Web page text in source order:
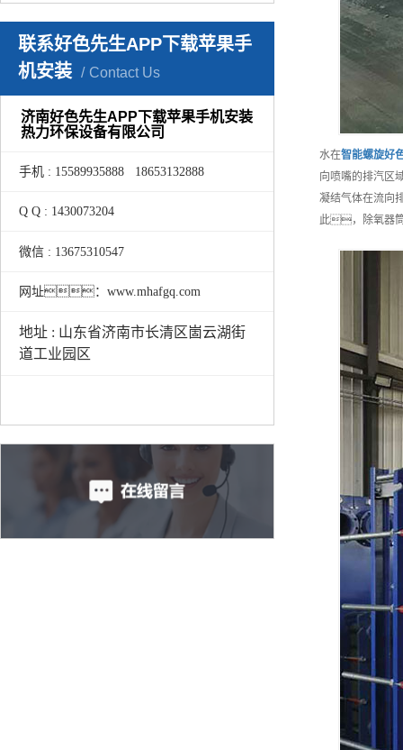
联系好色先生APP下载苹果手
机安装
Contact Us
济南好色先生APP下载苹果手机安装
热力环保设备有限公司
手机 : 15589935888 18653132888
Q Q : 1430073204
微信 : 13675310547
网址：www.mhafgq.com
地址 : 山东省济南市长清区崮云湖街
道工业园区
水在智能螺旋好
向喷嘴的排汽
凝结气体在流
此，除氧器